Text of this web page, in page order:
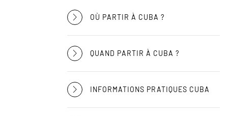
OÙ PARTIR À CUBA ?
QUAND PARTIR À CUBA ?
INFORMATIONS PRATIQUES CUBA